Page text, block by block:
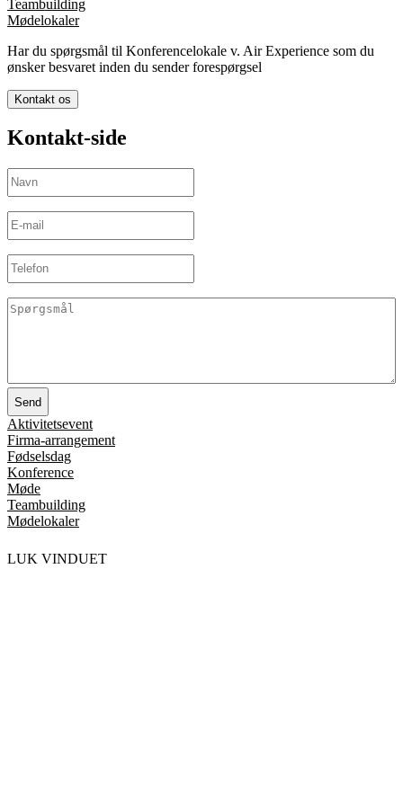
Teambuilding
Mødelokaler
Har du spørgsmål til Konferencelokale v. Air Experience som du
ønsker besvaret inden du sender forespørgsel
Kontakt os
Kontakt-side
Navn
E-
mail(Påkrævet)
Telefon
Spørgsmål(Påkrævet)
Aktivitetsevent
Firma-arrangement
Fødselsdag
Konference
Møde
Teambuilding
Mødelokaler
LUK VINDUET